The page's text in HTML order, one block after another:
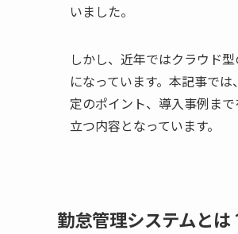
いました。
しかし、近年ではクラウド
になっています。本記事で
定のポイント、導入事例ま
立つ内容となっています。
勤怠管理システムと